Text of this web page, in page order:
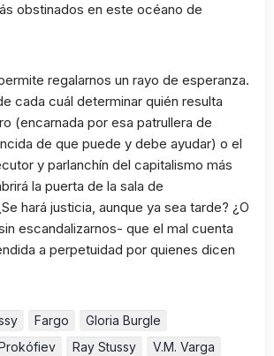
obstinados en este océano de
regalarnos un rayo de esperanza.
cada cuál determinar quién resulta
(encarnada por esa patrullera de
de que puede y debe ayudar) o el
y parlanchín del capitalismo más
la puerta de la sala de
hará justicia, aunque ya sea tarde? ¿O
escandalizarnos- que el mal cuenta
a perpetuidad por quienes dicen
Fargo
Gloria Burgle
Ray Stussy V.M. Varga